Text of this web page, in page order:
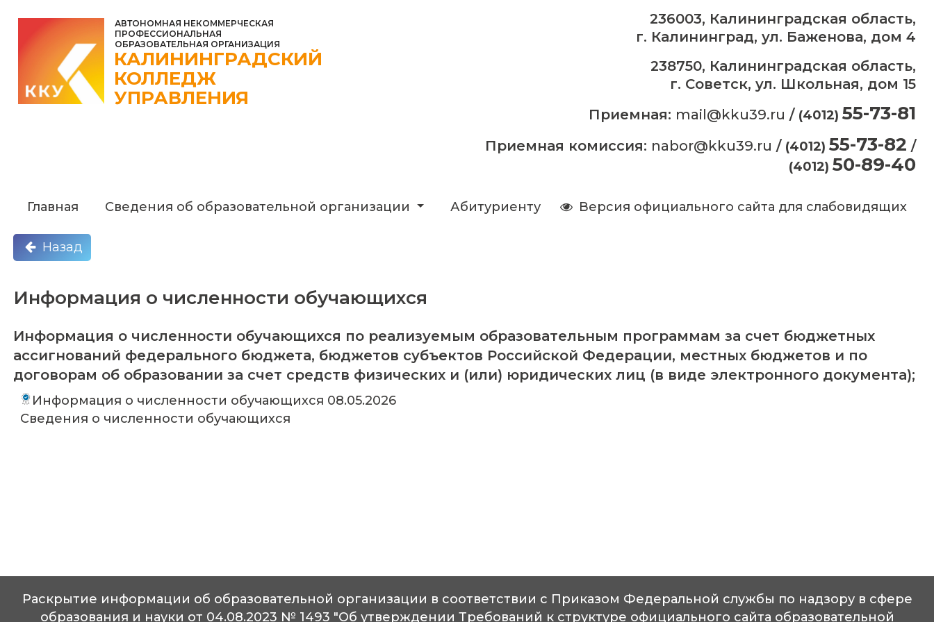
АВТОНОМНАЯ НЕКОММЕРЧЕСКАЯ
ПРОФЕССИОНАЛЬНАЯ
ОБРАЗОВАТЕЛЬНАЯ ОРГАНИЗАЦИЯ
КАЛИНИНГРАДСКИЙ
КОЛЛЕДЖ
УПРАВЛЕНИЯ
236003, Калининградская область,
г. Калининград, ул. Баженова, дом 4
238750, Калининградская область,
г. Советск, ул. Школьная, дом 15
Приемная: mail@kku39.ru / (4012) 55-73-81
Приемная комиссия: nabor@kku39.ru / (4012) 55-73-82 /
(4012) 50-89-40
Главная Сведения об образовательной организации Абитуриенту Версия официального сайта для слабовидящих
Назад
Информация о численности обучающихся
Информация о численности обучающихся по реализуемым образовательным программам за счет бюджетных
ассигнований федерального бюджета, бюджетов субъектов Российской Федерации, местных бюджетов и по
договорам об образовании за счет средств физических и (или) юридических лиц (в виде электронного документа);
Информация о численности обучающихся 08.05.2026
Сведения о численности обучающихся
Раскрытие информации об образовательной организации в соответствии с Приказом Федеральной службы по надзору в сфере
образования и науки от 04.08.2023 № 1493 "Об утверждении Требований к структуре официального сайта образовательной